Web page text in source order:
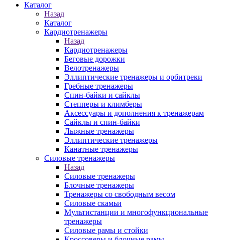
Каталог
Назад
Каталог
Кардиотренажеры
Назад
Кардиотренажеры
Беговые дорожки
Велотренажеры
Эллиптические тренажеры и орбитреки
Гребные тренажеры
Спин-байки и сайклы
Степперы и климберы
Аксессуары и дополнения к тренажерам
Сайклы и спин-байки
Лыжные тренажеры
Эллиптические тренажеры
Канатные тренажеры
Силовые тренажеры
Назад
Силовые тренажеры
Блочные тренажеры
Тренажеры со свободным весом
Силовые скамьи
Мультистанции и многофункциональные
тренажеры
Силовые рамы и стойки